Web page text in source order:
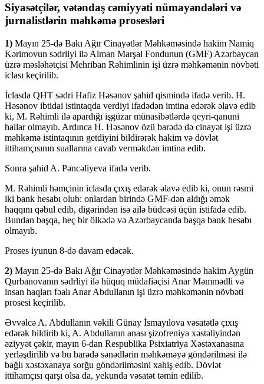
Siyasətçilər, vətəndaş cəmiyyəti nümayəndələri və
jurnalistlərin məhkəmə prosesləri
1) Mayın 25-də Bakı Ağır Cinayətlər Məhkəməsində hakim Namiq
Kərimovun sədrliyi ilə Alman Marşal Fondunun (GMF) Azərbaycan
üzrə məsləhətçisi Mehriban Rəhimlinin işi üzrə məhkəmənin növbəti
iclası keçirilib.
İclasda QHT sədri Hafiz Həsənov şahid qismində ifadə verib. H.
Həsənov ibtidai istintaqda verdiyi ifadədən imtina edərək əlavə edib
ki, M. Rəhimli ilə apardığı işgüzar münasibətlərdə qeyri-qanuni
hallar olmayıb. Ardınca H. Həsənov özü barədə də cinayət işi üzrə
məhkəmə istintaqının getdiyini bildirərək hakim və dövlət
ittihamçısının suallarına cavab verməkdən imtina edib.
Sonra şahid A. Pəncəliyeva ifadə verib.
M. Rəhimli həmçinin iclasda çıxış edərək əlavə edib ki, onun rəsmi
iki bank hesabı olub: onlardan birində GMF-dən aldığı əmək
haqqını qəbul edib, digərindən isə ailə büdcəsi üçün istifadə edib.
Bundan başqa, heç bir ölkədə və Azərbaycanda başqa bank hesabı
olmayıb.
Proses iyunun 8-də davam edəcək.
2) Mayın 25-də Bakı Ağır Cinayətlər Məhkəməsində hakim Aygün
Qurbanovanın sədrliyi ilə hüquq müdafiəçisi Anar Məmmədli və
insan haqları fəalı Anar Abdullanın işi üzrə məhkəmənin növbəti
prosesi keçirilib.
Əvvəlcə A. Abdullanın vəkili Günay İsmayılova vəsatətlə çıxış
edərək bildirib ki, A. Abdullanın anası şizofreniya xəstəliyindən
əziyyət çəkir, mayın 6-dan Respublika Psixiatriya Xəstəxanasına
yerləşdirilib və bu barədə sənədlərin məhkəməyə göndərilməsi ilə
bağlı xəstəxanaya sorğu göndərilməsini xahiş edib. Dövlət
ittihamçısı qarşı olsa da, yekunda vəsatət təmin edilib.